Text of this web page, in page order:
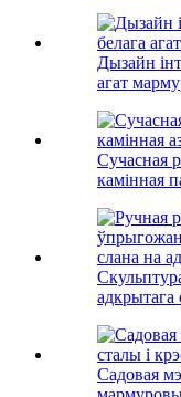
Дызайн
агат
Сучасная
камінная
адкрытага
Садовая